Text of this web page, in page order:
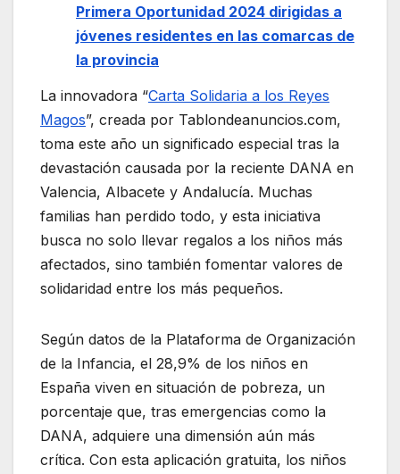
Primera Oportunidad 2024 dirigidas a
jóvenes residentes en las comarcas de
la provincia
La innovadora “Carta Solidaria a los Reyes
Magos”, creada por Tablondeanuncios.com,
toma este año un significado especial tras la
devastación causada por la reciente DANA en
Valencia, Albacete y Andalucía. Muchas
familias han perdido todo, y esta iniciativa
busca no solo llevar regalos a los niños más
afectados, sino también fomentar valores de
solidaridad entre los más pequeños.
Según datos de la Plataforma de Organización
de la Infancia, el 28,9% de los niños en
España viven en situación de pobreza, un
porcentaje que, tras emergencias como la
DANA, adquiere una dimensión aún más
crítica. Con esta aplicación gratuita, los niños